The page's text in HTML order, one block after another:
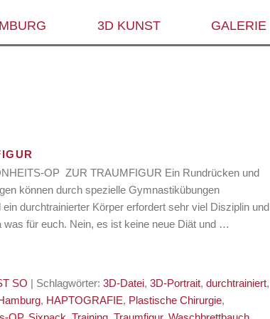
3D KUNST GALERIE
OP ZUR TRAUMFIGUR Ein Rundrücken und
können durch spezielle Gymnastikübungen
durchtrainierter Körper erfordert sehr viel Disziplin und
was für euch. Nein, es ist keine neue Diät und …
SO | Schlagwörter:3D-Datei,3D-Portrait,durchtrainiert,
, HAPTOGRAFIE, Plastische Chirurgie,